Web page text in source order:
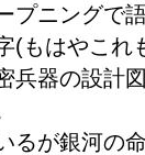
プニングで
(もはやこれ
兵器の設計
るが銀河の